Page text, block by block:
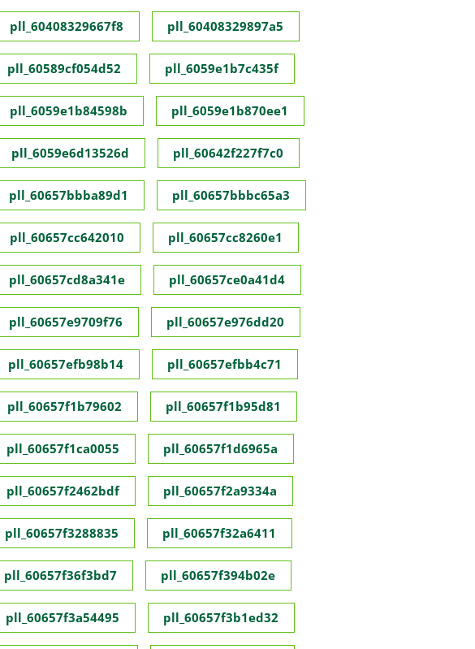
pll_60408329667f8 pll_60408329897a5
pll_60589cf054d52 pll_6059e1b7c435f
pll_6059e1b84598b pll_6059e1b870ee1
pll_6059e6d13526d pll_60642f227f7c0
pll_60657bbba89d1 pll_60657bbbc65a3
pll_60657cc642010 pll_60657cc8260e1
pll_60657cd8a341e pll_60657ce0a41d4
pll_60657e9709f76 pll_60657e976dd20
pll_60657efb98b14 pll_60657efbb4c71
pll_60657f1b79602 pll_60657f1b95d81
pll_60657f1ca0055 pll_60657f1d6965a
pll_60657f2462bdf pll_60657f2a9334a
pll_60657f3288835 pll_60657f32a6411
pll_60657f36f3bd7 pll_60657f394b02e
pll_60657f3a54495 pll_60657f3b1ed32